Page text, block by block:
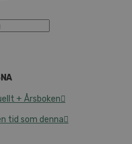
+ Årsboken
tid som denna